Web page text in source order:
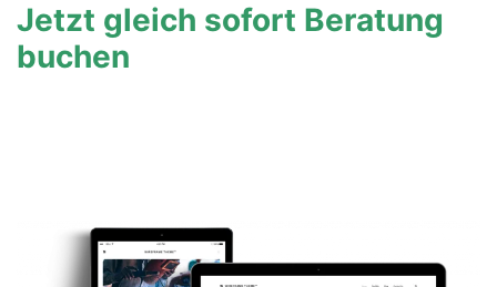
Jetzt gleich sofort Beratung
buchen